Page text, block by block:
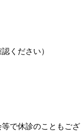
ください）
で休診のこともござ